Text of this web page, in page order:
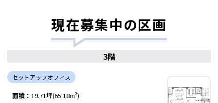
現在募集中の区画
3階
セットアップオフィス
面積： 19.71坪(65.18m²)